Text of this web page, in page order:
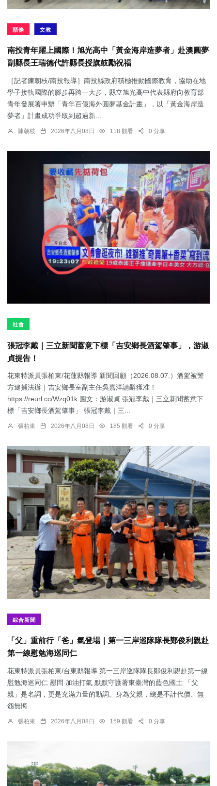
頭條 文教
南投青年躍上國際！旭光高中「黃金海岸造夢者」赴澳圓夢
副縣長王瑞德代許縣長授旗鼓勵祝福
［記者陳朝枝/南投報導］南投縣政府積極推動國際教育，協助在地
學子接軌國際的腳步再跨一大步，縣立旭光高中代表縣府向教育部
青年發展署申辦「青年百億海外圓夢基金計畫」，以「黃金海岸造
夢者」計畫成功爭取到超過新...
陳朝枝 2026年八月08日 118 觀看 0 分享
社會
張冠李戴｜三立新聞蓄意下標「吉安鄉長酒駕肇事」，游淑
貞提告！
花東特派員張柏東/花蓮縣報導 新聞回顧（2026.08.07.）酒駕被警
方逮捕法辦｜吉安鄉長室副主任吳嘉洋請辭獲准！
https://reurl.cc/Wzq01k 圖文：游淑貞 張冠李戴｜三立新聞蓄意下
標「吉安鄉長酒駕肇事」 張冠李戴｜三...
張柏東 2026年八月08日 185 觀看 0 分享
綜合新聞
「父」重前行「爸」氣登場｜第一三岸巡隊隊長鄭俊利親赴
第一線慰勉海巡同仁
花東特派員張柏東/台東縣報導 第一三岸巡隊隊長鄭俊利親赴第一線
慰勉海巡同仁 慰問 加油打氣 默默守護著東臺灣的藍色國土 「父
親」是名詞，更是充滿力量的動詞。身為父親，總是不計代價、無
怨無悔...
張柏東 2026年八月08日 159 觀看 0 分享